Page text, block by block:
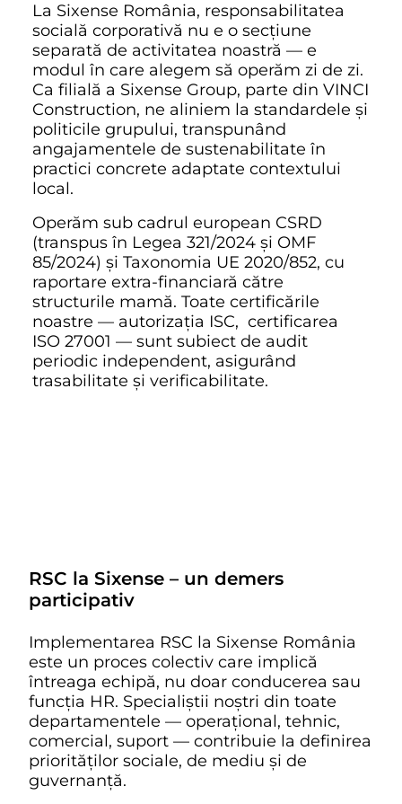
La Sixense România, responsabilitatea
socială corporativă nu e o secțiune
separată de activitatea noastră — e
modul în care alegem să operăm zi de zi.
Ca filială a Sixense Group, parte din VINCI
Construction, ne aliniem la standardele și
politicile grupului, transpunând
angajamentele de sustenabilitate în
practici concrete adaptate contextului
local.
Operăm sub cadrul european CSRD
(transpus în Legea 321/2024 și OMF
85/2024) și Taxonomia UE 2020/852, cu
raportare extra-financiară către
structurile mamă. Toate certificările
noastre — autorizația ISC, certificarea
ISO 27001 — sunt subiect de audit
periodic independent, asigurând
trasabilitate și verificabilitate.
RSC la Sixense – un demers
participativ
Implementarea RSC la Sixense România
este un proces colectiv care implică
întreaga echipă, nu doar conducerea sau
funcția HR. Specialiștii noștri din toate
departamentele — operațional, tehnic,
comercial, suport — contribuie la definirea
priorităților sociale, de mediu și de
guvernanță.